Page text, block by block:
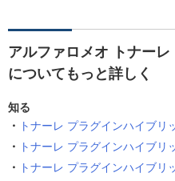
アルファロメオ トナー
についてもっと詳しく
知る
トナーレ プラグインハイブリ
トナーレ プラグインハイブリ
トナーレ プラグインハイブリ